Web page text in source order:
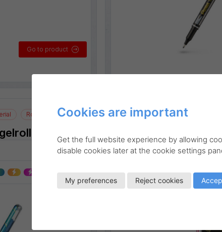
Go to product
Rollerball K110-4XZ Konstnärsmaterial
Linjebredd:0,4 mm
Cookies are important
Get the full website experience by allowing
disable cookies later at the cookie settings
My preferences Reject cookies